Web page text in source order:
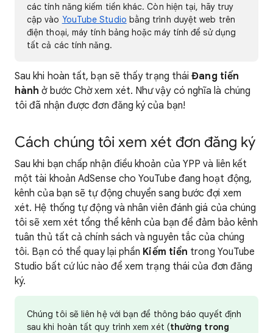
các tính năng kiếm tiền khác. Còn hiện tại, hãy truy
cập vào YouTube Studio bằng trình duyệt web trên
điện thoại, máy tính bảng hoặc máy tính để sử dụng
tất cả các tính năng.
Sau khi hoàn tất, bạn sẽ thấy trạng tháiĐang tiến
hành ở bước Chờ xem xét. Như vậy có nghĩa là chúng
tôi đã nhận được đơn đăng ký của bạn!
Cách chúng tôi xem xét đơn đăng ký
Sau khi bạn chấp nhận điều khoản của YPP và liên kết
một tài khoản AdSense cho YouTube đang hoạt động,
kênh của bạn sẽ tự động chuyển sang bước đợi xem
xét. Hệ thống tự động và nhân viên đánh giá của chúng
tôi sẽ xem xét tổng thể kênh của bạn để đảm bảo kênh
tuân thủ tất cả chính sách và nguyên tắc của chúng
tôi. Bạn có thể quay lại phần Kiếm tiền trong YouTube
Studio bất cứ lúc nào để xem trạng thái của đơn đăng
ký.
Chúng tôi sẽ liên hệ với bạn để thông báo quyết định
sau khi hoàn tất quy trình xem xét (thường trong